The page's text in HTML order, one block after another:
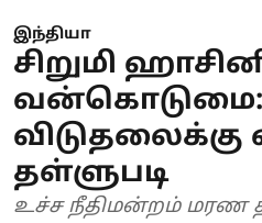
இந்தியா
சிறுமி
விடுதலைக்கு
தள்ளுபடி
உச்ச நீதிமன்றம்